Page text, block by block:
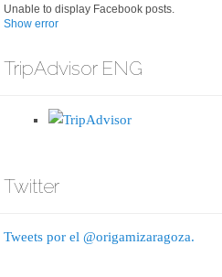
Unable to display Facebook posts.
Show error
TripAdvisor ENG
Twitter
Tweets por el @origamizaragoza.